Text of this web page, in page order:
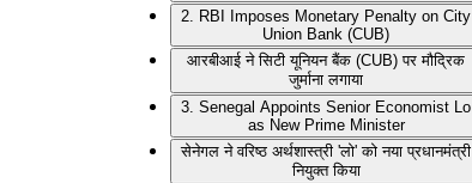
2. RBI Imposes Monetary Penalty on City
Union Bank (CUB)
आरबीआई ने सिटी यूनियन बैंक (CUB) पर मौद्रिक
जुर्माना लगाया
3. Senegal Appoints Senior Economist Lo
as New Prime Minister
सेनेगल ने वरिष्ठ अर्थशास्त्री 'लो' को नया प्रधानमंत्री
नियुक्त किया